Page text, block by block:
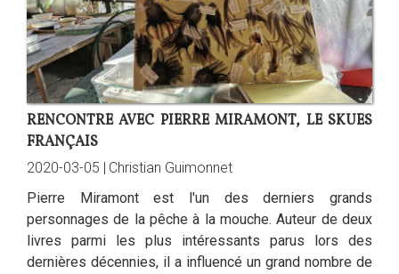
RENCONTRE AVEC PIERRE MIRAMONT, LE SKUES
FRANÇAIS
2020-03-05 | Christian Guimonnet
Pierre Miramont est l'un des derniers grands
personnages de la pêche à la mouche. Auteur de deux
livres parmi les plus intéressants parus lors des
dernières décennies, il a influencé un grand nombre de